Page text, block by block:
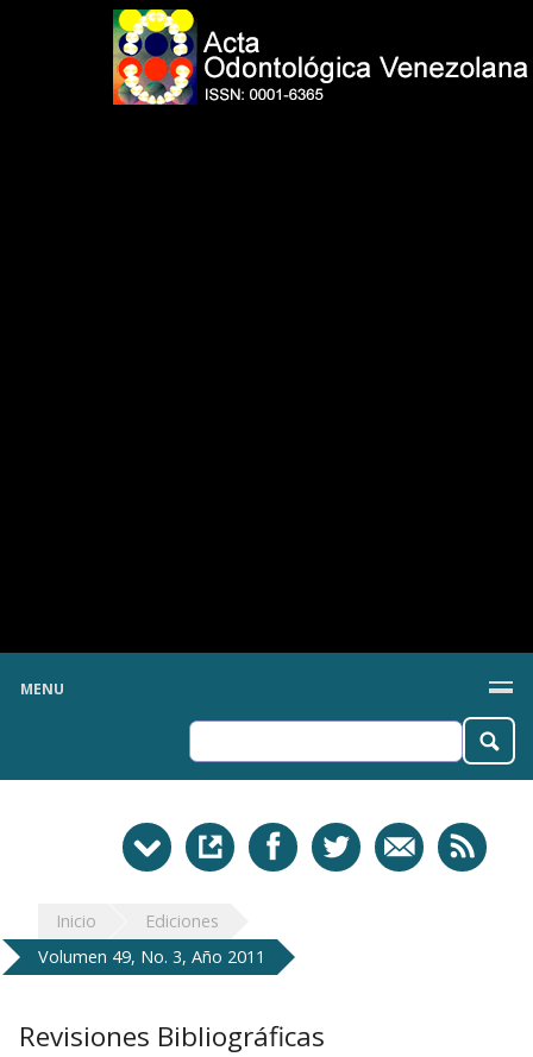
MENU
Inicio
Ediciones
Volumen 49, No. 3, Año 2011
Revisiones Bibliográficas